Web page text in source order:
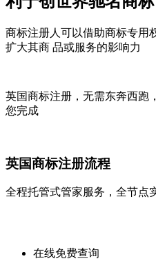
商标注册人可以借助商标专用
扩大其商 品或服务的影响力
英国商标注册，无需东奔西跑
您完成
英国商标注册流程
全程托管式管家服务，全节点
在线免费查询